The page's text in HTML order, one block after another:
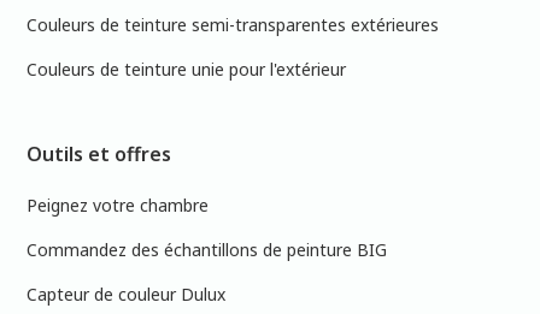
Couleurs de teinture semi-transparentes extérieures
Couleurs de teinture unie pour l'extérieur
Outils et offres
Peignez votre chambre
Commandez des échantillons de peinture BIG
Capteur de couleur Dulux